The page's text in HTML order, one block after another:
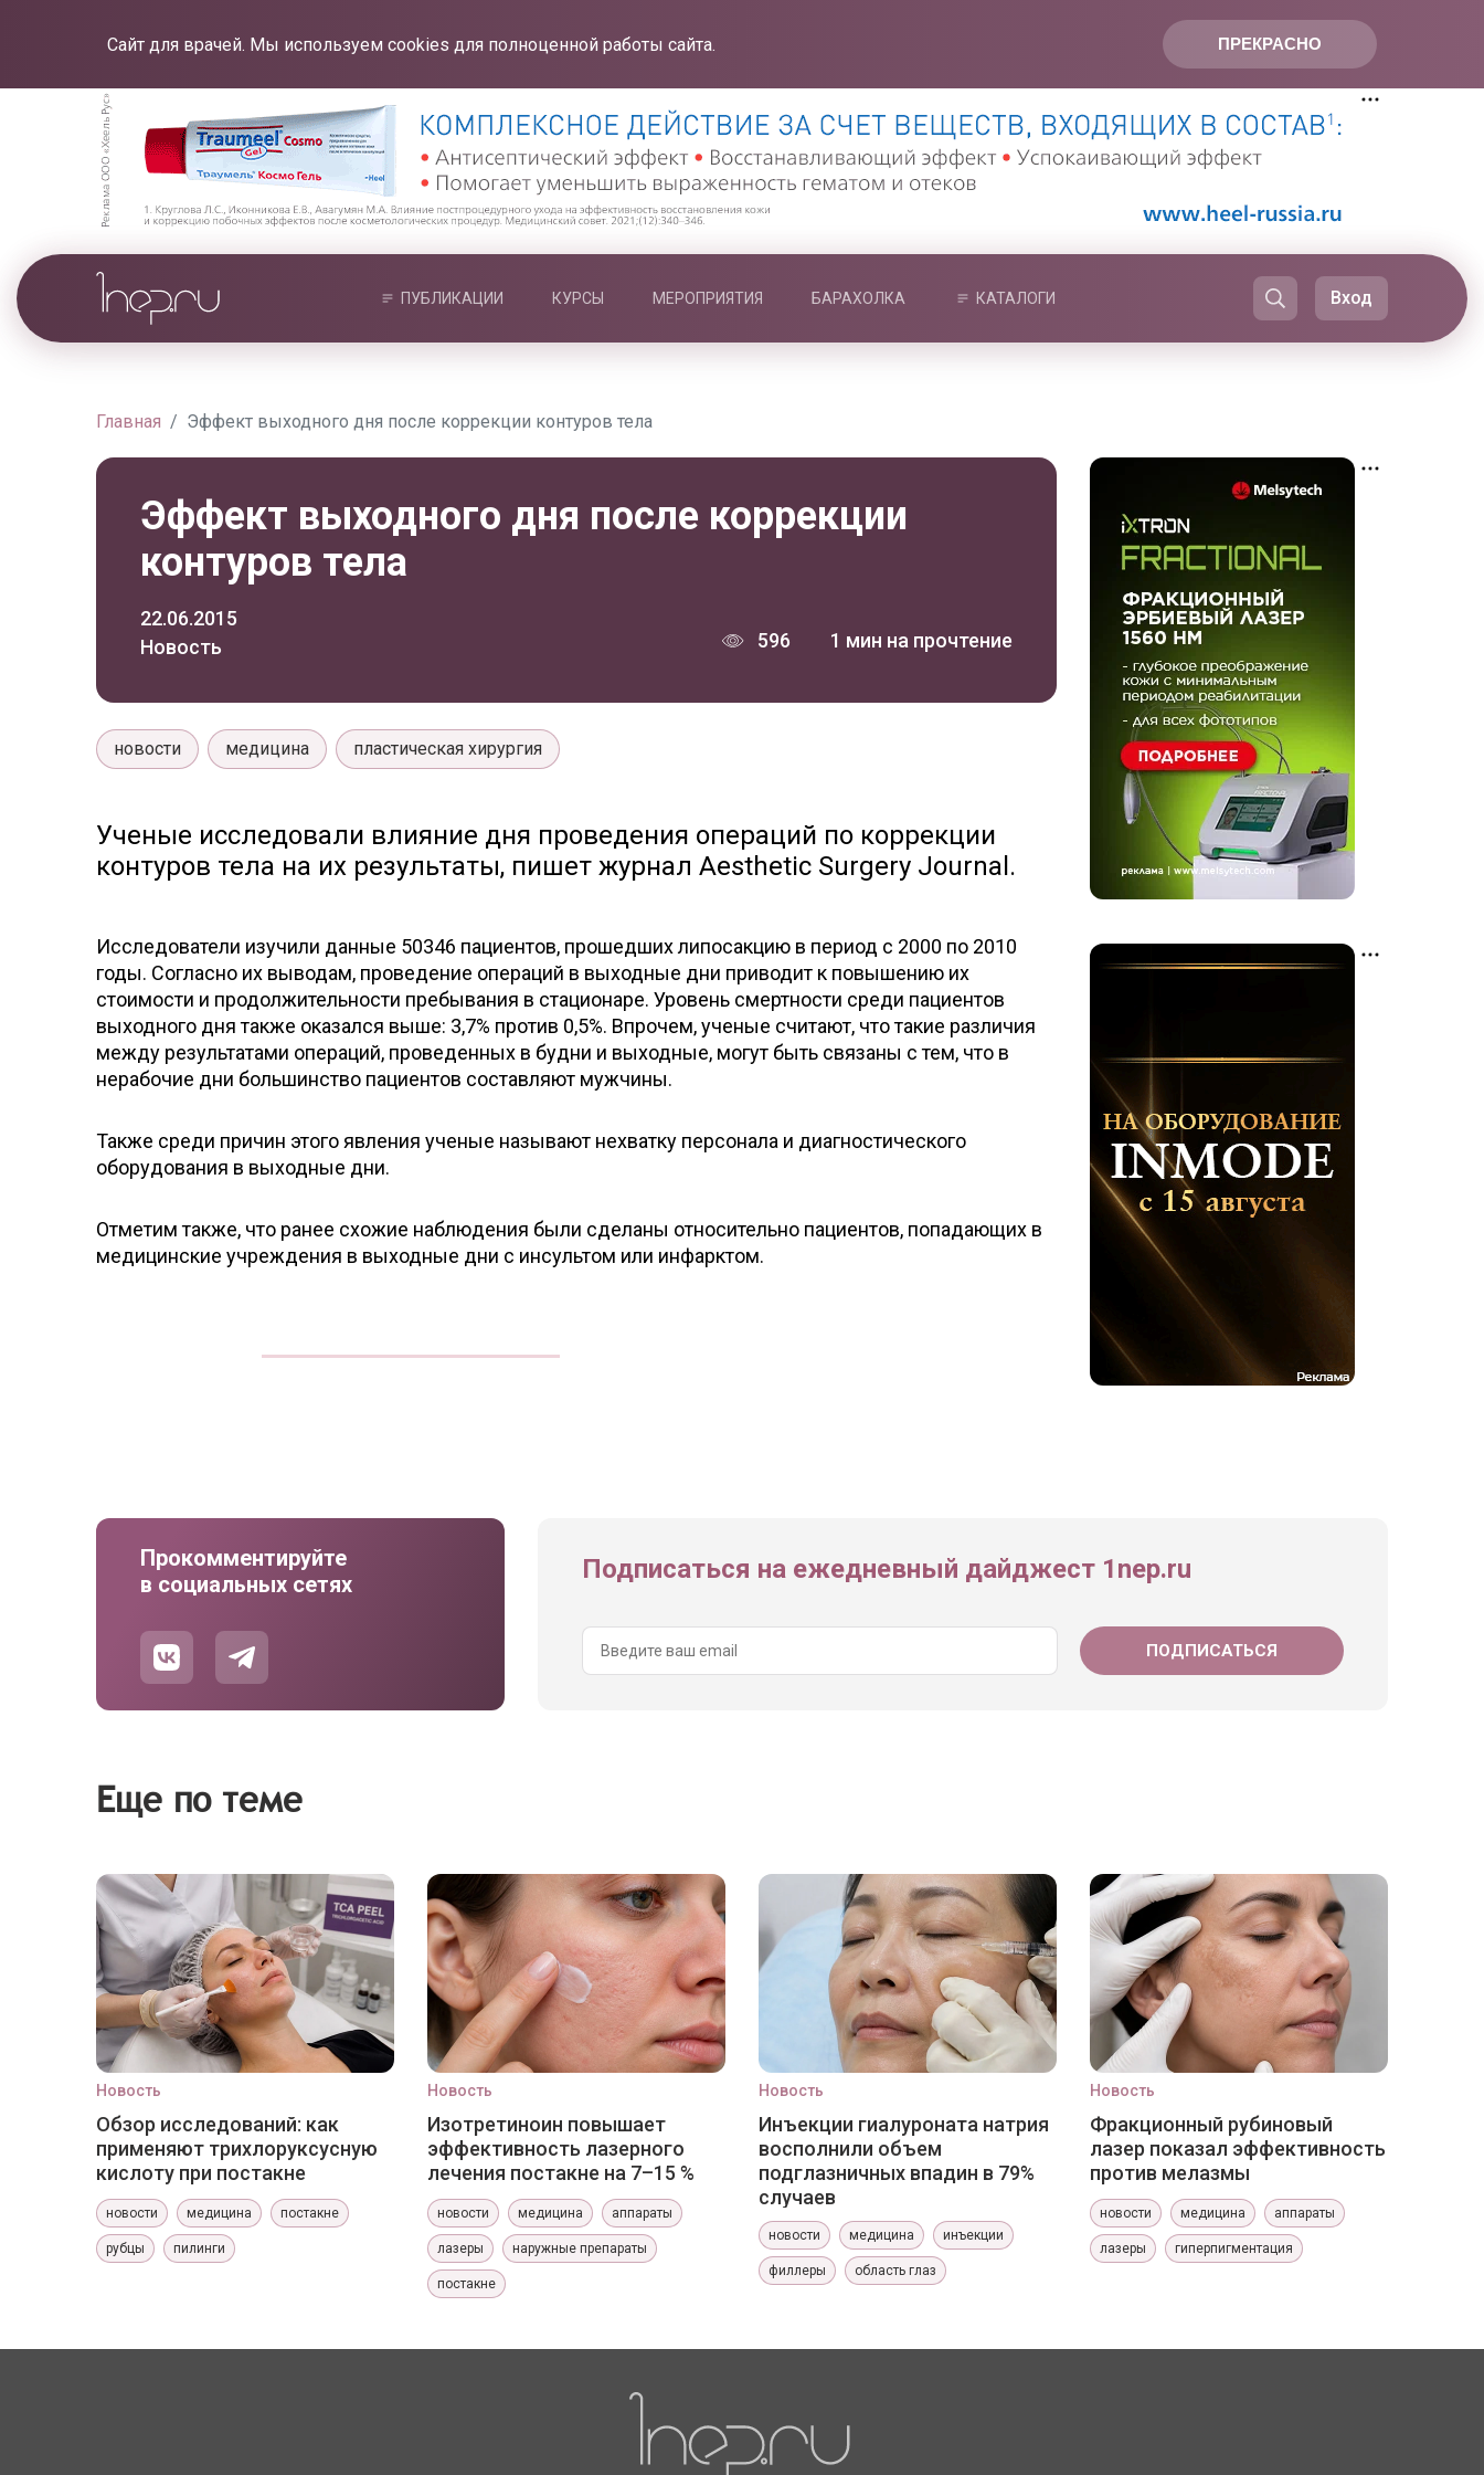
ПРЕКРАСНО
Сайт для врачей. Мы используем cookies для полноценной работы сайта.
ПУБЛИКАЦИИ КУРСЫ МЕРОПРИЯТИЯ БАРАХОЛКА КАТАЛОГИ Вход
Главная Эффект выходного дня после коррекции контуров тела
Эффект выходного дня после коррекции
контуров тела
22.06.2015
Новость
596 1 мин на прочтение
новости медицина пластическая хирургия
Ученые исследовали влияние дня проведения операций по коррекции
контуров тела на их результаты, пишет журнал Aesthetic Surgery Journal.
Исследователи изучили данные 50346 пациентов, прошедших липосакцию в период с 2000 по 2010
годы. Согласно их выводам, проведение операций в выходные дни приводит к повышению их
стоимости и продолжительности пребывания в стационаре. Уровень смертности среди пациентов
выходного дня также оказался выше: 3,7% против 0,5%. Впрочем, ученые считают, что такие различия
между результатами операций, проведенных в будни и выходные, могут быть связаны с тем, что в
нерабочие дни большинство пациентов составляют мужчины.
Также среди причин этого явления ученые называют нехватку персонала и диагностического
оборудования в выходные дни.
Отметим также, что ранее схожие наблюдения были сделаны относительно пациентов, попадающих в
медицинские учреждения в выходные дни с инсультом или инфарктом.
Прокомментируйте
в социальных сетях
Подписаться на ежедневный дайджест 1nep.ru
Еще по теме
Новость
Обзор исследований: как
применяют трихлоруксусную
кислоту при постакне
новости медицина постакне
рубцы пилинги
Новость
Изотретиноин повышает
эффективность лазерного
лечения постакне на 7–15 %
новости медицина аппараты
лазеры наружные препараты
постакне
Новость
Инъекции гиалуроната натрия
восполнили объем
подглазничных впадин в 79%
случаев
новости медицина инъекции
филлеры область глаз
Новость
Фракционный рубиновый
лазер показал эффективность
против мелазмы
новости медицина аппараты
лазеры гиперпигментация